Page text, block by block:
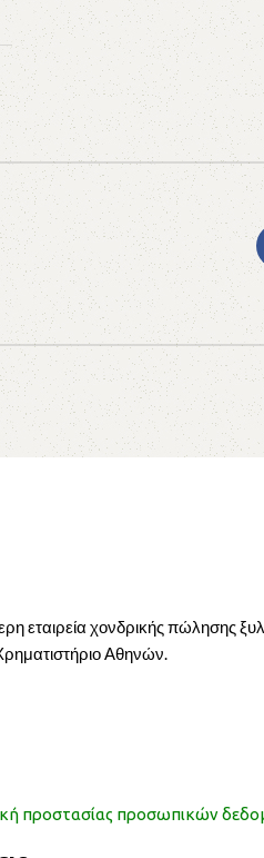
εταιρεία χονδρικής πώλησης
Αθηνών.
προστασίας προσωπικών